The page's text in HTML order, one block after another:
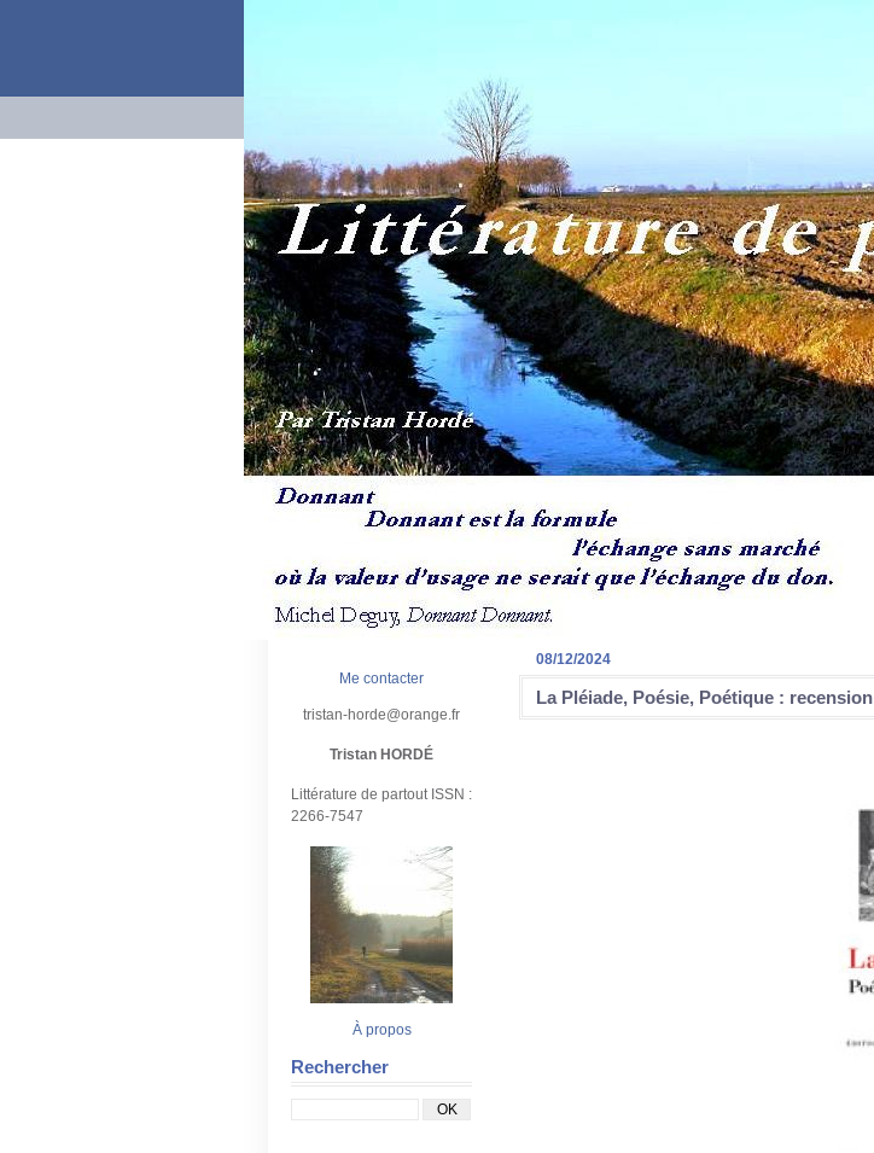
Me contacter
tristan-horde@orange.fr
Tristan HORDÉ
Littérature de partout ISSN :
2266-7547
À propos
Rechercher
08/12/2024
La Pléiade, Poésie, Poétique : recension